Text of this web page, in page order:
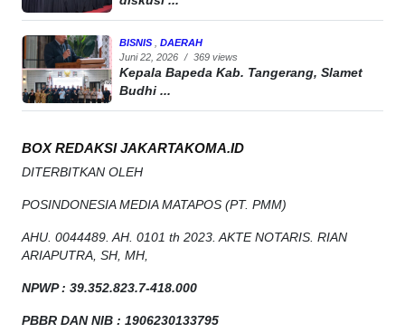
BISNIS
DAERAH
Juni 22, 2026 / 369 views
Kepala Bapeda Kab. Tangerang, Slamet
Budhi ...
BOX REDAKSI JAKARTAKOMA.ID
DITERBITKAN OLEH
POSINDONESIA MEDIA MATAPOS (PT. PMM)
AHU. 0044489. AH. 0101 th 2023. AKTE NOTARIS. RIAN
ARIAPUTRA, SH, MH,
NPWP: 39.352.823.7-418.000
PBBR DAN NIB : 1906230133795